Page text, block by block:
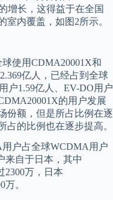
增长，这得益于在全国
内覆盖，如图2所示。
使用CDMA20001X和
亿人，已经占到全球
户1.59亿人、EV-DO用户
的用户发展
份额，但是所占比例在逐
的比例也在逐步提高。
户占全球WCDMA用户
来自于日本，其中
2300万，日本
。